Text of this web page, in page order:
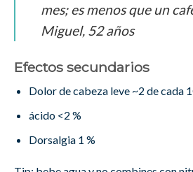
mes; es menos que un
Miguel, 52 años
Efectos secundarios
Dolor de cabeza leve ~2 de cada
ácido <2 %
Dorsalgia 1 %